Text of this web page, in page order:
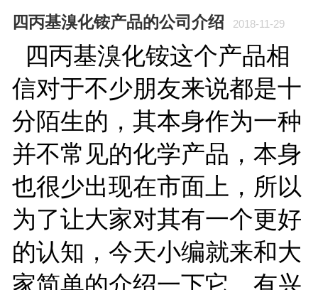
四丙基溴化铵产品的公司介绍 2018-11-29
四丙基溴化铵这个产品相
信对于不少朋友来说都是十
分陌生的，其本身作为一种
并不常见的化学产品，本身
也很少出现在市面上，所以
为了让大家对其有一个更好
的认知，今天小编就来和大
家简单的介绍一下它，有兴